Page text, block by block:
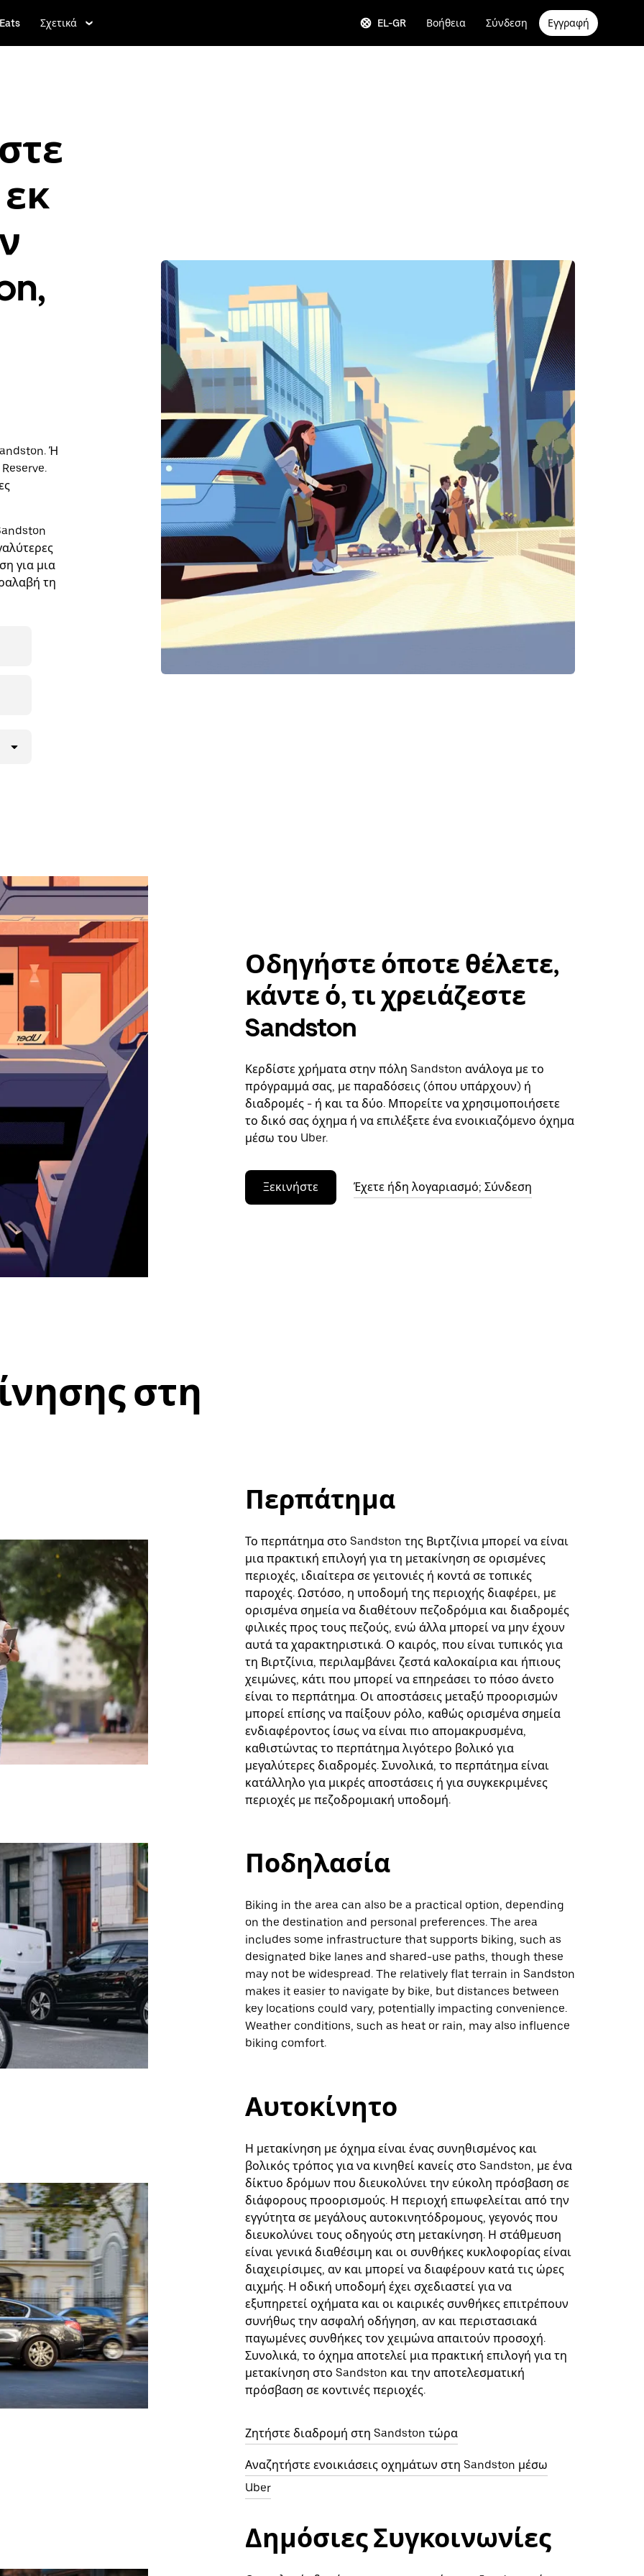
Σχετικά EL-GR Βοήθεια Σύνδεση Εγγραφή
Ή
για μια
τη
Οδηγήστε όποτε θέλετε,
κάντε ό, τι χρειάζεστε
Sandston
Κερδίστε χρήματα στην πόλη Sandston ανάλογα με το
πρόγραμμά σας, με παραδόσεις (όπου υπάρχουν) ή
διαδρομές - ή και τα δύο. Μπορείτε να χρησιμοποιήσετε
το δικό σας όχημα ή να επιλέξετε ένα ενοικιαζόμενο όχημα
μέσω του Uber.
Ξεκινήστε Έχετε ήδη λογαριασμό; Σύνδεση
στη
Περπάτημα
Το περπάτημα στο Sandston της Βιρτζίνια μπορεί να είναι
μια πρακτική επιλογή για τη μετακίνηση σε ορισμένες
περιοχές, ιδιαίτερα σε γειτονιές ή κοντά σε τοπικές
παροχές. Ωστόσο, η υποδομή της περιοχής διαφέρει, με
ορισμένα σημεία να διαθέτουν πεζοδρόμια και διαδρομές
φιλικές προς τους πεζούς, ενώ άλλα μπορεί να μην έχουν
αυτά τα χαρακτηριστικά. Ο καιρός, που είναι τυπικός για
τη Βιρτζίνια, περιλαμβάνει ζεστά καλοκαίρια και ήπιους
χειμώνες, κάτι που μπορεί να επηρεάσει το πόσο άνετο
είναι το περπάτημα. Οι αποστάσεις μεταξύ προορισμών
μπορεί επίσης να παίξουν ρόλο, καθώς ορισμένα σημεία
ενδιαφέροντος ίσως να είναι πιο απομακρυσμένα,
καθιστώντας το περπάτημα λιγότερο βολικό για
μεγαλύτερες διαδρομές. Συνολικά, το περπάτημα είναι
κατάλληλο για μικρές αποστάσεις ή για συγκεκριμένες
περιοχές με πεζοδρομιακή υποδομή.
Ποδηλασία
Biking in the area can also be a practical option, depending
on the destination and personal preferences. The area
includes some infrastructure that supports biking, such as
designated bike lanes and shared-use paths, though these
may not be widespread. The relatively flat terrain in Sandston
makes it easier to navigate by bike, but distances between
key locations could vary, potentially impacting convenience.
Weather conditions, such as heat or rain, may also influence
biking comfort.
Αυτοκίνητο
Η μετακίνηση με όχημα είναι ένας συνηθισμένος και
βολικός τρόπος για να κινηθεί κανείς στο Sandston, με ένα
δίκτυο δρόμων που διευκολύνει την εύκολη πρόσβαση σε
διάφορους προορισμούς. Η περιοχή επωφελείται από την
εγγύτητα σε μεγάλους αυτοκινητόδρομους, γεγονός που
διευκολύνει τους οδηγούς στη μετακίνηση. Η στάθμευση
είναι γενικά διαθέσιμη και οι συνθήκες κυκλοφορίας είναι
διαχειρίσιμες, αν και μπορεί να διαφέρουν κατά τις ώρες
αιχμής. Η οδική υποδομή έχει σχεδιαστεί για να
εξυπηρετεί οχήματα και οι καιρικές συνθήκες επιτρέπουν
συνήθως την ασφαλή οδήγηση, αν και περιστασιακά
παγωμένες συνθήκες τον χειμώνα απαιτούν προσοχή.
Συνολικά, το όχημα αποτελεί μια πρακτική επιλογή για τη
μετακίνηση στο Sandston και την αποτελεσματική
πρόσβαση σε κοντινές περιοχές.
Ζητήστε διαδρομή στη Sandston τώρα
Αναζητήστε ενοικιάσεις οχημάτων στη Sandston μέσω
Uber
Δημόσιες Συγκοινωνίες